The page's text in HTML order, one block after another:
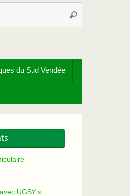
Rechercher
du Sud Vendée
UGSY »